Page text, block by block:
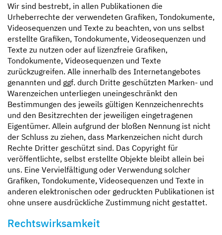
Wir sind bestrebt, in allen Publikationen die
Urheberrechte der verwendeten Grafiken, Tondokumente,
Videosequenzen und Texte zu beachten, von uns selbst
erstellte Grafiken, Tondokumente, Videosequenzen und
Texte zu nutzen oder auf lizenzfreie Grafiken,
Tondokumente, Videosequenzen und Texte
zurückzugreifen. Alle innerhalb des Internetangebotes
genannten und ggf. durch Dritte geschützten Marken- und
Warenzeichen unterliegen uneingeschränkt den
Bestimmungen des jeweils gültigen Kennzeichenrechts
und den Besitzrechten der jeweiligen eingetragenen
Eigentümer. Allein aufgrund der bloßen Nennung ist nicht
der Schluss zu ziehen, dass Markenzeichen nicht durch
Rechte Dritter geschützt sind. Das Copyright für
veröffentlichte, selbst erstellte Objekte bleibt allein bei
uns. Eine Vervielfältigung oder Verwendung solcher
Grafiken, Tondokumente, Videosequenzen und Texte in
anderen elektronischen oder gedruckten Publikationen ist
ohne unsere ausdrückliche Zustimmung nicht gestattet.
Rechtswirksamkeit